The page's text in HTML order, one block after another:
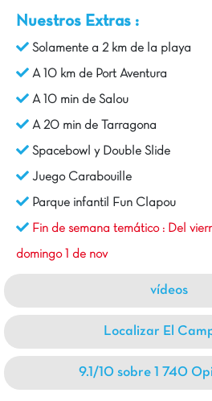
Nuestros Extras :
Solamente a 2 km de la playa
A 10 km de Port Aventura
A 10 min de Salou
A 20 min de Tarragona
Spacebowl y Double Slide
Juego Carabouille
Parque infantil Fun Clapou
Fin de semana temático : Del
domingo 1 de nov
vídeos
Localizar El
9.1/10 sobre 1 740